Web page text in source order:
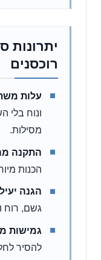
יתרונות
רוכסנים
עלות
ונוח בלי
מסילות.
התקנה
הכנות
הגנה
גשם, רוח
גמישות
להסיר